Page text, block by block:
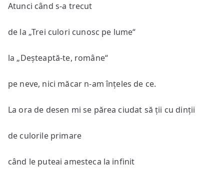
Atunci când s-a trecut
de la „Trei culori cunosc pe lume“
la „Deșteaptă-te, române“
pe neve, nici măcar n-am înțeles de ce.
La ora de desen mi se părea ciudat să ții cu dinții
de culorile primare
când le puteai amesteca la infinit